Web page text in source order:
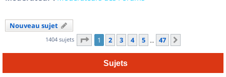
Nouveau sujet
1404 sujets Page 1sur
1 2 3 4 5 … 47
Sujets